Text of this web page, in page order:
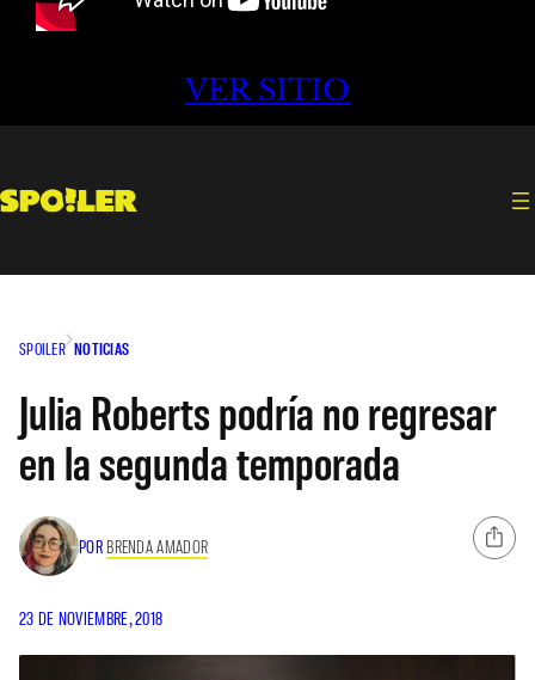
VER SITIO
SPOILER NOTICIAS
Julia Roberts podría no regresar
en la segunda temporada
POR BRENDA AMADOR
23 DE NOVIEMBRE, 2018